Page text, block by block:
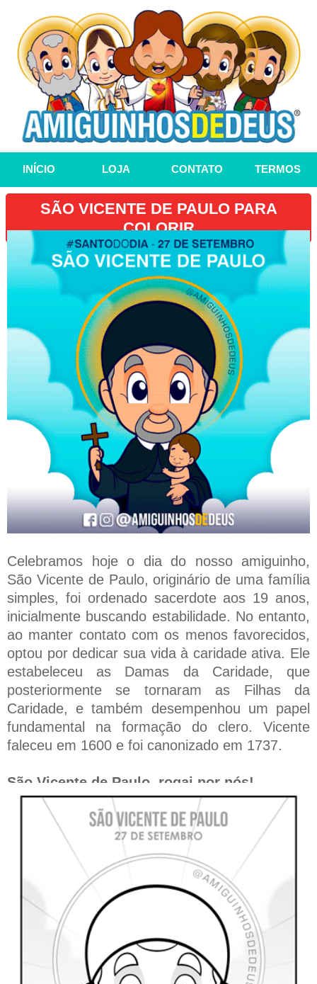
INÍCIO LOJA CONTATO TERMOS
SÃO VICENTE DE PAULO PARA
COLORIR
Celebramos hoje o dia do nosso amiguinho,
São Vicente de Paulo, originário de uma família
simples, foi ordenado sacerdote aos 19 anos,
inicialmente buscando estabilidade. No entanto,
ao manter contato com os menos favorecidos,
optou por dedicar sua vida à caridade ativa. Ele
estabeleceu as Damas da Caridade, que
posteriormente se tornaram as Filhas da
Caridade, e também desempenhou um papel
fundamental na formação do clero. Vicente
faleceu em 1600 e foi canonizado em 1737.
São Vicente de Paulo, rogai por nós!